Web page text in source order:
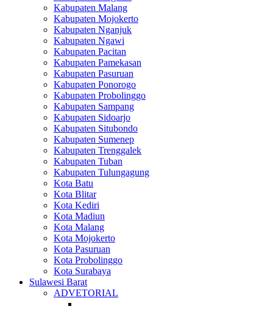
Kabupaten Malang
Kabupaten Mojokerto
Kabupaten Nganjuk
Kabupaten Ngawi
Kabupaten Pacitan
Kabupaten Pamekasan
Kabupaten Pasuruan
Kabupaten Ponorogo
Kabupaten Probolinggo
Kabupaten Sampang
Kabupaten Sidoarjo
Kabupaten Situbondo
Kabupaten Sumenep
Kabupaten Trenggalek
Kabupaten Tuban
Kabupaten Tulungagung
Kota Batu
Kota Blitar
Kota Kediri
Kota Madiun
Kota Malang
Kota Mojokerto
Kota Pasuruan
Kota Probolinggo
Kota Surabaya
Sulawesi Barat
ADVETORIAL